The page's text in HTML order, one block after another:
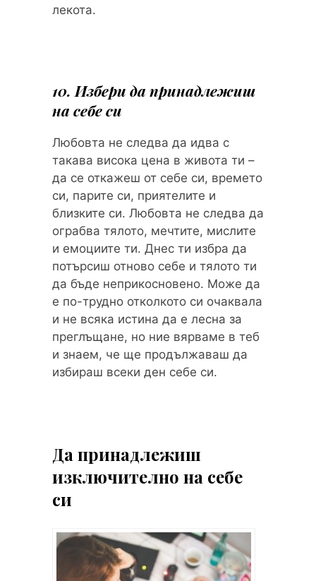
лекота.
10. Избери да принадлежиш
на себе си
Любовта не следва да идва с
такава висока цена в живота ти –
да се откажеш от себе си, времето
си, парите си, приятелите и
близките си. Любовта не следва да
ограбва тялото, мечтите, мислите
и емоциите ти. Днес ти избра да
потърсиш отново себе и тялото ти
да бъде неприкосновено. Може да
е по-трудно отколкото си очаквала
и не всяка истина да е лесна за
преглъщане, но ние вярваме в теб
и знаем, че ще продължаваш да
избираш всеки ден себе си.
Да принадлежиш
изключително на себе
си